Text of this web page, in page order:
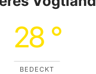
28 °
BEDECKT